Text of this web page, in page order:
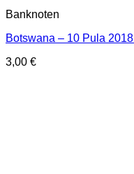
Banknoten
Botswana – 10 Pula
3,00 €